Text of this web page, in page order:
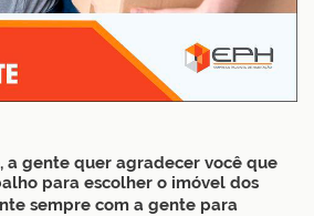
a gente quer agradecer você que
para escolher o imóvel dos
sempre com a gente para